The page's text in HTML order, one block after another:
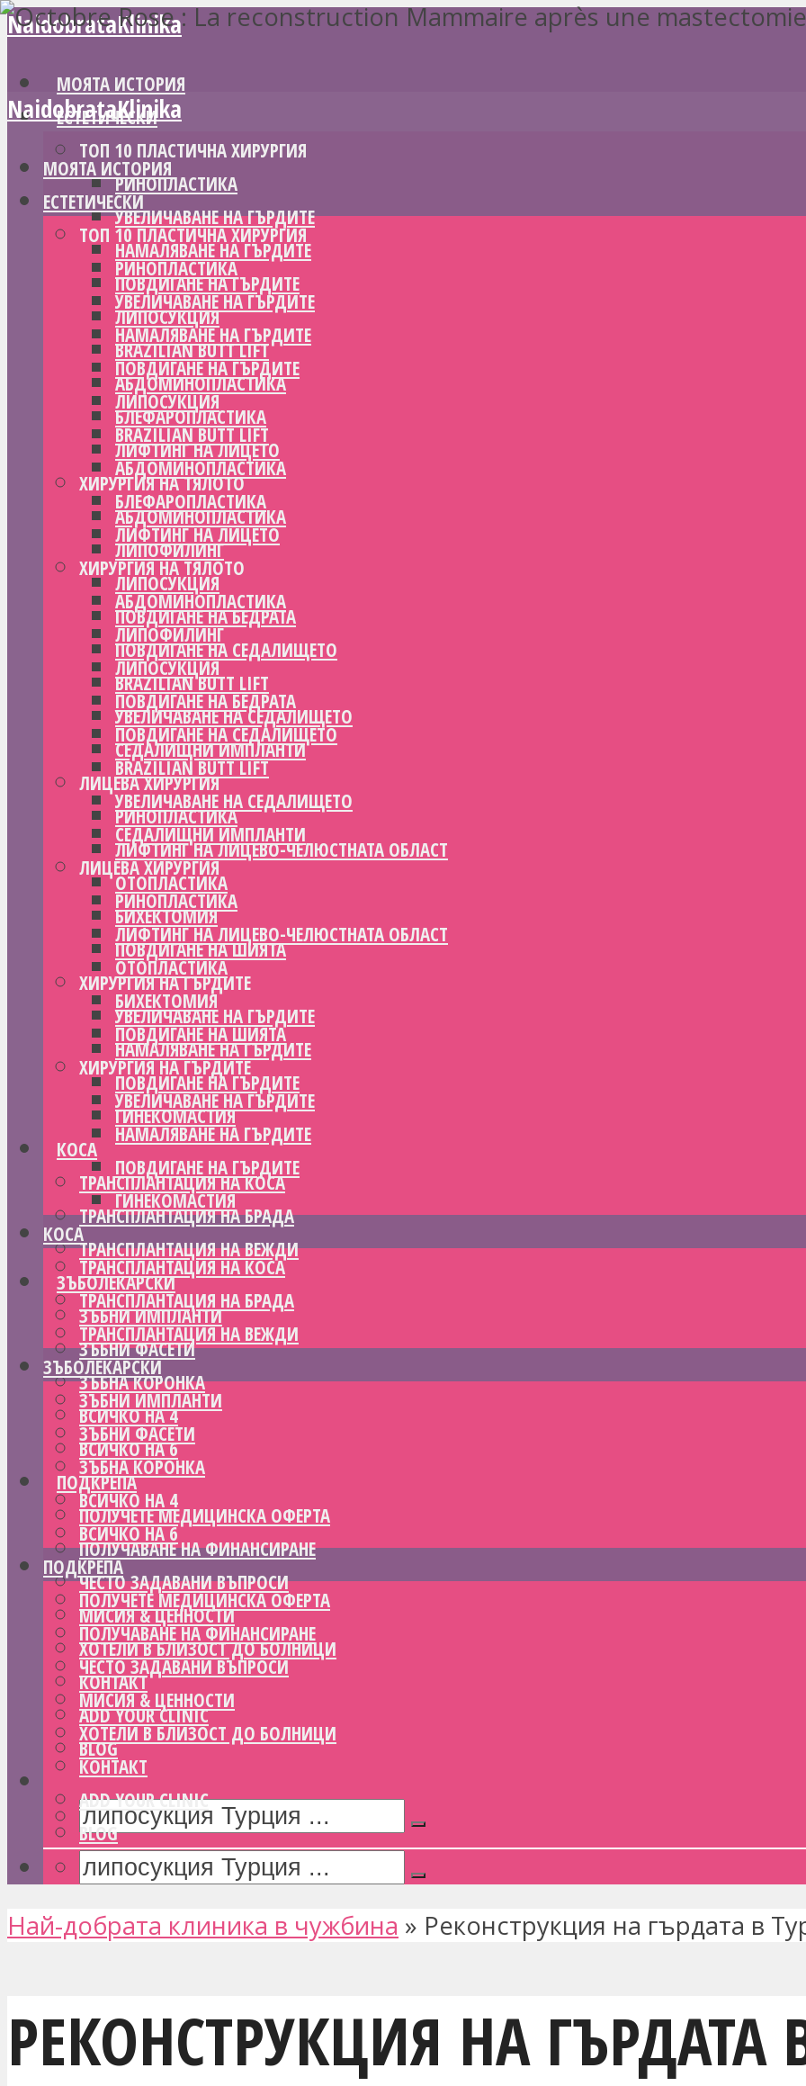
NaidobrataKlinika
МОЯТА ИСТОРИЯ
ЕСТЕТИЧЕСКИ
ТОП 10 ПЛАСТИЧНА ХИРУРГИЯ
РИНОПЛАСТИКА
УВЕЛИЧАВАНЕ НА ГЪРДИТЕ
НАМАЛЯВАНЕ НА ГЪРДИТЕ
ПОВДИГАНЕ НА ГЪРДИТЕ
ЛИПОСУКЦИЯ
BRAZILIAN BUTT LIFT
АБДОМИНОПЛАСТИКА
БЛЕФАРОПЛАСТИКА
ЛИФТИНГ НА ЛИЦЕТО
ХИРУРГИЯ НА ТЯЛОТО
АБДОМИНОПЛАСТИКА
ЛИПОФИЛИНГ
ЛИПОСУКЦИЯ
ПОВДИГАНЕ НА БЕДРАТА
ПОВДИГАНЕ НА СЕДАЛИЩЕТО
BRAZILIAN BUTT LIFT
УВЕЛИЧАВАНЕ НА СЕДАЛИЩЕТО
СЕДАЛИЩНИ ИМПЛАНТИ
ЛИЦЕВА ХИРУРГИЯ
РИНОПЛАСТИКА
ЛИФТИНГ НА ЛИЦЕВО-ЧЕЛЮСТНАТА ОБЛАСТ
ОТОПЛАСТИКА
БИХЕКТОМИЯ
ПОВДИГАНЕ НА ШИЯТА
ХИРУРГИЯ НА ГЪРДИТЕ
УВЕЛИЧАВАНЕ НА ГЪРДИТЕ
НАМАЛЯВАНЕ НА ГЪРДИТЕ
ПОВДИГАНЕ НА ГЪРДИТЕ
ГИНЕКОМАСТИЯ
КОСА
ТРАНСПЛАНТАЦИЯ НА КОСА
ТРАНСПЛАНТАЦИЯ НА БРАДА
ТРАНСПЛАНТАЦИЯ НА ВЕЖДИ
ЗЪБОЛЕКАРСКИ
ЗЪБНИ ИМПЛАНТИ
ЗЪБНИ ФАСЕТИ
ЗЪБНА КОРОНКА
ВСИЧКО НА 4
ВСИЧКО НА 6
ПОДКРЕПА
ПОЛУЧЕТЕ МЕДИЦИНСКА ОФЕРТА
ПОЛУЧАВАНЕ НА ФИНАНСИРАНЕ
ЧЕСТО ЗАДАВАНИ ВЪПРОСИ
МИСИЯ & ЦЕННОСТИ
ХОТЕЛИ В БЛИЗОСТ ДО БОЛНИЦИ
КОНТАКТ
ADD YOUR CLINIC
BLOG
NaidobrataKlinika
МОЯТА ИСТОРИЯ
ЕСТЕТИЧЕСКИ
ТОП 10 ПЛАСТИЧНА ХИРУРГИЯ
РИНОПЛАСТИКА
УВЕЛИЧАВАНЕ НА ГЪРДИТЕ
НАМАЛЯВАНЕ НА ГЪРДИТЕ
ПОВДИГАНЕ НА ГЪРДИТЕ
ЛИПОСУКЦИЯ
BRAZILIAN BUTT LIFT
АБДОМИНОПЛАСТИКА
БЛЕФАРОПЛАСТИКА
ЛИФТИНГ НА ЛИЦЕТО
ХИРУРГИЯ НА ТЯЛОТО
АБДОМИНОПЛАСТИКА
ЛИПОФИЛИНГ
ЛИПОСУКЦИЯ
ПОВДИГАНЕ НА БЕДРАТА
ПОВДИГАНЕ НА СЕДАЛИЩЕТО
BRAZILIAN BUTT LIFT
УВЕЛИЧАВАНЕ НА СЕДАЛИЩЕТО
СЕДАЛИЩНИ ИМПЛАНТИ
ЛИЦЕВА ХИРУРГИЯ
РИНОПЛАСТИКА
ЛИФТИНГ НА ЛИЦЕВО-ЧЕЛЮСТНАТА ОБЛАСТ
ОТОПЛАСТИКА
БИХЕКТОМИЯ
ПОВДИГАНЕ НА ШИЯТА
ХИРУРГИЯ НА ГЪРДИТЕ
УВЕЛИЧАВАНЕ НА ГЪРДИТЕ
НАМАЛЯВАНЕ НА ГЪРДИТЕ
ПОВДИГАНЕ НА ГЪРДИТЕ
ГИНЕКОМАСТИЯ
КОСА
ТРАНСПЛАНТАЦИЯ НА КОСА
ТРАНСПЛАНТАЦИЯ НА БРАДА
ТРАНСПЛАНТАЦИЯ НА ВЕЖДИ
ЗЪБОЛЕКАРСКИ
ЗЪБНИ ИМПЛАНТИ
ЗЪБНИ ФАСЕТИ
ЗЪБНА КОРОНКА
ВСИЧКО НА 4
ВСИЧКО НА 6
ПОДКРЕПА
ПОЛУЧЕТЕ МЕДИЦИНСКА ОФЕРТА
ПОЛУЧАВАНЕ НА ФИНАНСИРАНЕ
ЧЕСТО ЗАДАВАНИ ВЪПРОСИ
МИСИЯ & ЦЕННОСТИ
ХОТЕЛИ В БЛИЗОСТ ДО БОЛНИЦИ
КОНТАКТ
ADD YOUR CLINIC
BLOG
Най-добрата клиника в чужбина » Реконструкция на гърдата в
РЕКОНСТРУКЦИЯ НА ГЪРДАТА